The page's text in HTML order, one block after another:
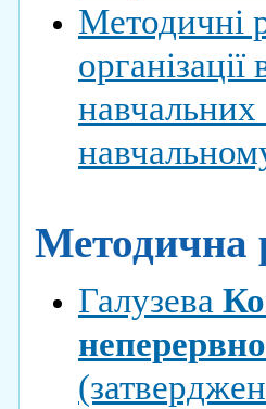
Методичні
Методична
Галузева